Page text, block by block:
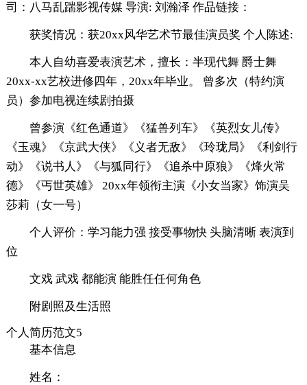
司：八马乱踹影视传媒 导演: 刘瀚泽 作品链接：
获奖情况：获20xx风华艺术节最佳演员奖 个人陈述:
本人自幼喜爱表演艺术，擅长：半现代舞 爵士舞
20xx-xx艺校进修四年，20xx年毕业。 曾多次（特约演
员）参加电视连续剧拍摄
曾参演《红色通道》《猛兽列车》《英烈女儿传》
《玉魂》《京武大侠》《义者无敌》《玲珑局》《利剑行
动》《说书人》《与狐同行》《追杀中原狼》《烽火常
德》《丐世英雄》 20xx年领衔主演《小女当家》饰演吴
莎莉（女一号）
个人评价：学习能力强 接受事物快 头脑清晰 表演到
位
文戏 武戏 都能演 能胜任任何角色
附剧照及生活照
个人简历范文5
基本信息
姓名：